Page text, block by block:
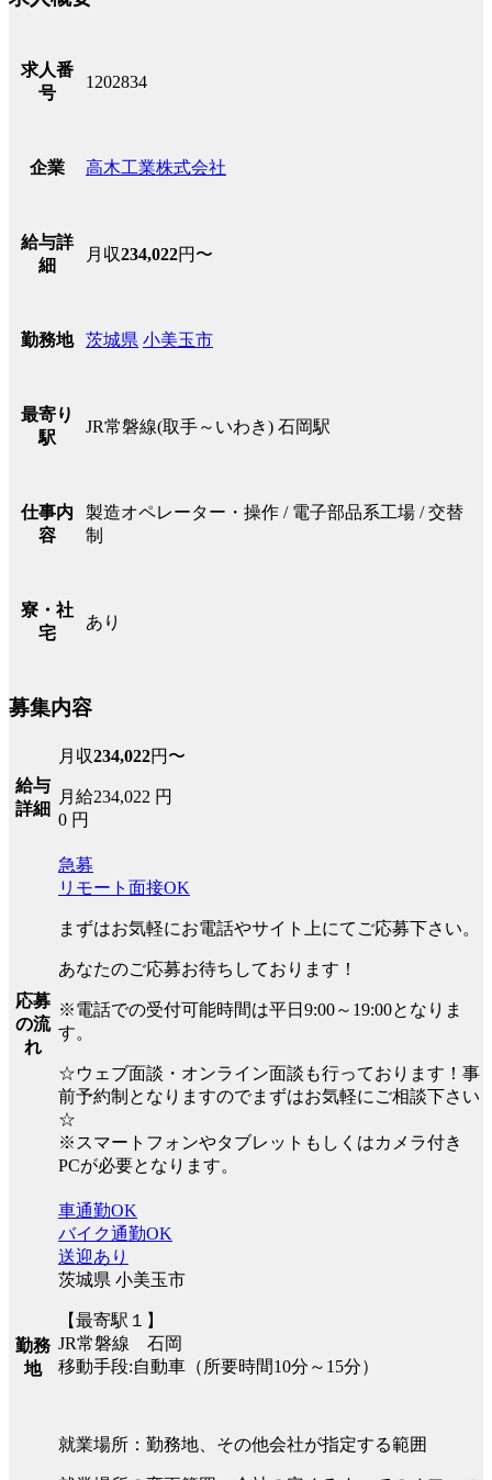
求人番
号
1202834
企業 高木工業株式会社
給与詳
細
月収234,022円〜
勤務地 茨城県 小美玉市
最寄り
駅
JR常磐線(取手～いわき) 石岡駅
仕事内
容
製造オペレーター・操作 / 電子部品系工場 / 交替
制
寮・社
宅
あり
募集内容
給与
詳細
月収234,022円〜
月給234,022 円
0 円
応募
の流
れ
急募
リモート面接OK
まずはお気軽にお電話やサイト上にてご応募下さい。
あなたのご応募お待ちしております！
※電話での受付可能時間は平日9:00～19:00となりま
す。
☆ウェブ面談・オンライン面談も行っております！事
前予約制となりますのでまずはお気軽にご相談下さい
☆
※スマートフォンやタブレットもしくはカメラ付き
PCが必要となります。
勤務
地
車通勤OK
バイク通勤OK
送迎あり
茨城県 小美玉市
【最寄駅１】
JR常磐線 石岡
移動手段:自動車（所要時間10分～15分）
就業場所：勤務地、その他会社が指定する範囲